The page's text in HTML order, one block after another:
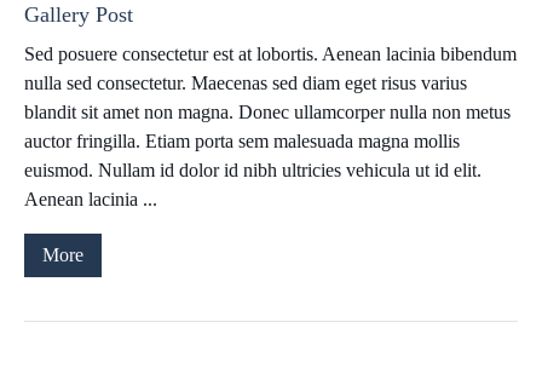
Gallery Post
Sed posuere consectetur est at lobortis. Aenean lacinia bibendum
nulla sed consectetur. Maecenas sed diam eget risus varius
blandit sit amet non magna. Donec ullamcorper nulla non metus
auctor fringilla. Etiam porta sem malesuada magna mollis
euismod. Nullam id dolor id nibh ultricies vehicula ut id elit.
Aenean lacinia ...
More